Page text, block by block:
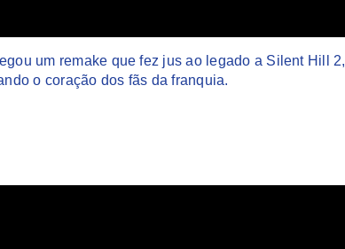
um remake que fez jus ao legado a Silent Hill 2,
o coração dos fãs da franquia.